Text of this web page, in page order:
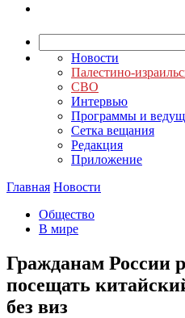
Новости
Палестино-
СВО
Интервью
Программы и
Сетка вещания
Редакция
Приложение
Главная Новости
Общество
В мире
Гражданам России
посещать
без виз